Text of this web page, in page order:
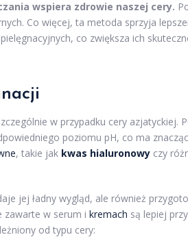
wspiera zdrowie naszej cery.
Co więcej, ta metoda sprzyja
co zwiększa ich
w przypadku cery azjatyckiej.
poziomu pH, co ma
, takie jak kwas hialuronowy czy
jej ładny wygląd, ale również
zawarte w serum i kremach są lepiej
od typu cery: